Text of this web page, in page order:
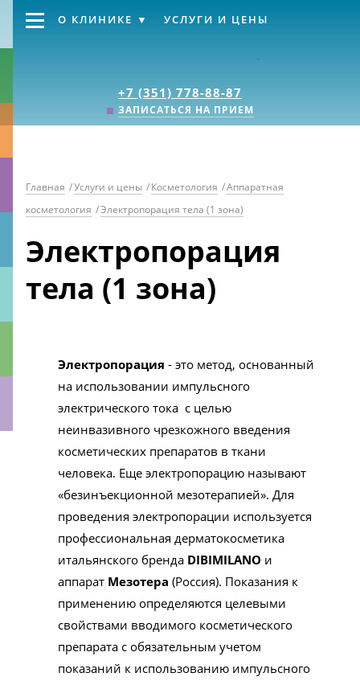
+7 (351) 778-88-87
ЗАПИСАТЬСЯ НА ПРИЕМ
О КЛИНИКЕ УСЛУГИ И ЦЕНЫ
Главная /Услуги и цены /Косметология /Аппаратная
косметология /Электропорация тела (1 зона)
Электропорация
тела (1 зона)
Электропорация - это метод, основанный
на использовании импульсного
электрического тока с целью
неинвазивного чрезкожного введения
косметических препаратов в ткани
человека. Еще электропорацию называют
«безинъекционной мезотерапией». Для
проведения электропорации используется
профессиональная дерматокосметика
итальянского бренда DIBIMILANO и
аппарат Мезотера (Россия). Показания к
применению определяются целевыми
свойствами вводимого косметического
препарата с обязательным учетом
показаний к использованию импульсного